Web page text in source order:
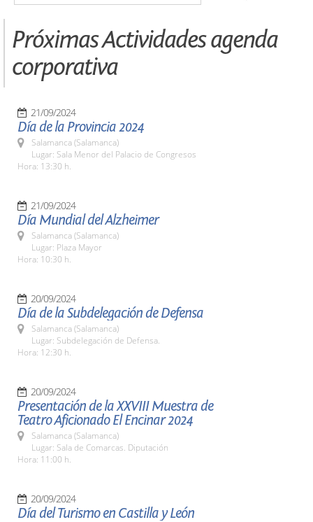
Próximas Actividades agenda
corporativa
21/09/2024
Día de la Provincia 2024
Salamanca (Salamanca)
Lugar: Sala Menor del Palacio de Congresos
Hora: 13:30 h.
21/09/2024
Día Mundial del Alzheimer
Salamanca (Salamanca)
Lugar: Plaza Mayor
Hora: 10:30 h.
20/09/2024
Día de la Subdelegación de Defensa
Salamanca (Salamanca)
Lugar: Subdelegación de Defensa.
Hora: 12:30 h.
20/09/2024
Presentación de la XXVIII Muestra de
Teatro Aficionado El Encinar 2024
Salamanca (Salamanca)
Lugar: Sala de Comarcas. Diputación
Hora: 11:00 h.
20/09/2024
Día del Turismo en Castilla y León